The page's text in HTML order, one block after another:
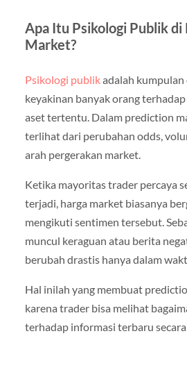
Apa Itu Psikologi Publik
Market?
Psikologi publikadalah kumpulan
keyakinan banyak orang
aset tertentu. Dalam prediction
terlihat dari perubahan odds,
arah pergerakan market.
Ketika mayoritas trader percaya
terjadi, harga market biasanya
mengikuti sentimen tersebut.
muncul keraguan atau berita
berubah drastis hanya dalam
Hal inilah yang membuat
karena trader bisa melihat
terhadap informasi terbaru